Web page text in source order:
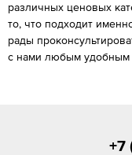
различных ценовых
то, что подходит
рады
с нами любым удобным
+7